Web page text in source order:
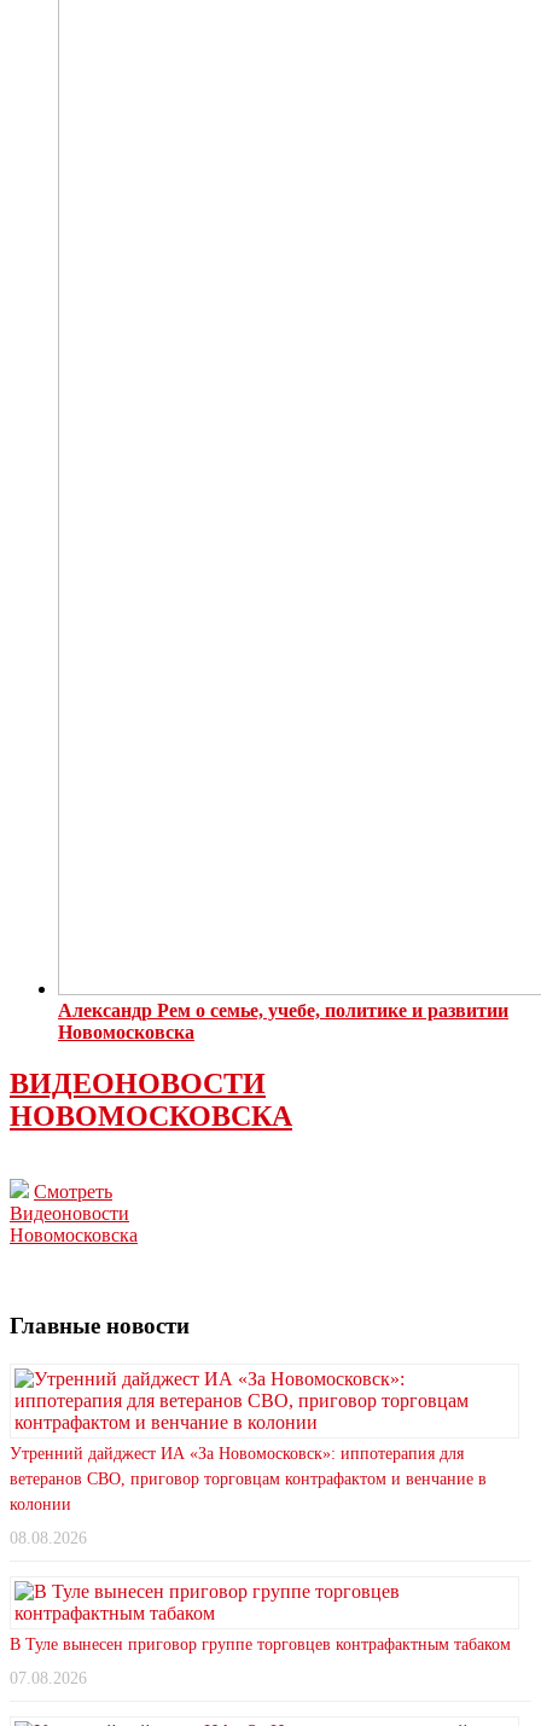
Александр Рем о семье, учебе, политике и развитии
Новомосковска
ВИДЕОНОВОСТИ
НОВОМОСКОВСКА
Смотреть
Видеоновости
Новомосковска
Главные новости
Утренний дайджест ИА «За Новомосковск»: иппотерапия для
ветеранов СВО, приговор торговцам контрафактом и венчание в
колонии
08.08.2026
В Туле вынесен приговор группе торговцев контрафактным табаком
07.08.2026